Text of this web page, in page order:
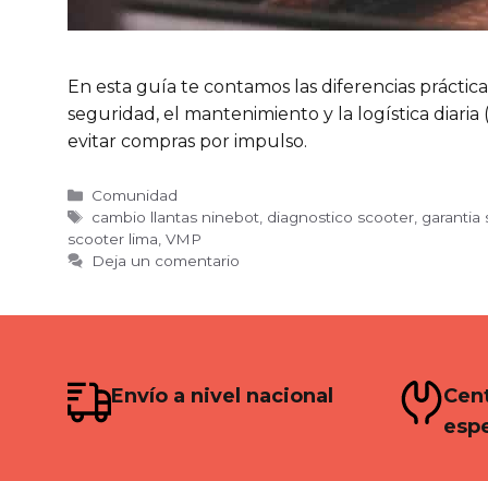
En esta guía te contamos las diferencias
seguridad, el mantenimiento y la logística
evitar compras por impulso.
Categorías
Comunidad
Etiquetas
cambio llantas ninebot, diagnostico scooter, garantia
scooter lima VMP
Deja un comentario
Envío a nivel nacional